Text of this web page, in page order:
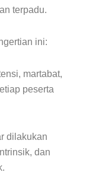
terpadu.
ini:
martabat,
peserta
dilakukan
dan